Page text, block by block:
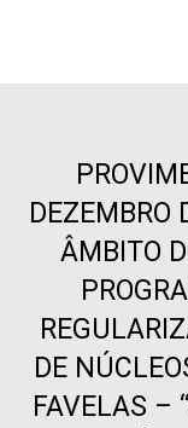
DEZEMBRO
ÂMBITO
DE
FAVELAS –